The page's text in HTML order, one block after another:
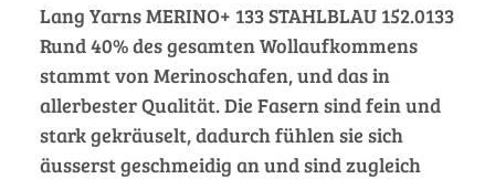
Lang Yarns MERINO+ 133 STAHLBLAU 152.0133
Rund 40% des gesamten Wollaufkommens
stammt von Merinoschafen, und das in
allerbester Qualität. Die Fasern sind fein und
stark gekräuselt, dadurch fühlen sie sich
äusserst geschmeidig an und sind zugleich